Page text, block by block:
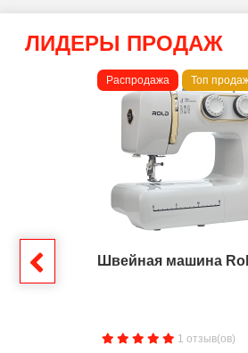
ЛИДЕРЫ ПРОДАЖ
Распродажа Топ
Швейная машина
1 отзыв(ов)